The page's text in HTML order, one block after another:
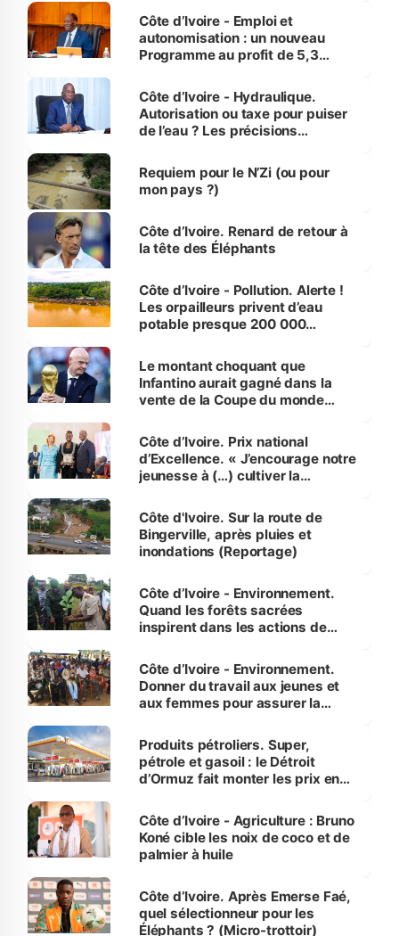
et Yamoussoukro
Côte d’Ivoire - Emploi et
autonomisation : un nouveau
Programme au profit de 5,3
Côte d’Ivoire - Hydraulique.
Autorisation ou taxe pour puiser
de l’eau ? Les précisions
Requiem pour le N’Zi (ou pour
mon pays ?)
Côte d’Ivoire. Renard de retour à
la tête des Éléphants
Côte d’Ivoire - Pollution. Alerte !
Les orpailleurs privent d’eau
potable presque 200 000
Le montant choquant que
Infantino aurait gagné dans la
vente de la Coupe du monde
Côte d’Ivoire. Prix national
d’Excellence. « J’encourage notre
jeunesse à (…) cultiver la
(Alassane Ouattara
Côte d'Ivoire. Sur la route de
Bingerville, après pluies et
inondations (Reportage)
Côte d’Ivoire - Environnement.
Quand les forêts sacrées
inspirent dans les actions de
Côte d’Ivoire - Environnement.
Donner du travail aux jeunes et
aux femmes pour assurer la
menacées
Produits pétroliers. Super,
pétrole et gasoil : le Détroit
d’Ormuz fait monter les prix en
Côte d’Ivoire - Agriculture : Bruno
Koné cible les noix de coco et de
palmier à huile
Côte d’Ivoire. Après Emerse Faé,
quel sélectionneur pour les
Éléphants ? (Micro-trottoir)